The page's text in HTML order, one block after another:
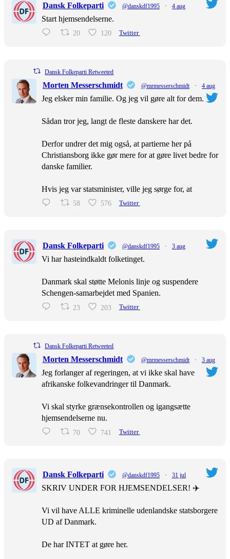
Dansk Folkeparti @danskdf1995 · 4 aug
Start hjemsendelserne.
20 120 Twitter
Dansk Folkeparti Retweeted
Morten Messerschmidt @mrmesserschmidt · 4 aug
Jeg elsker min familie. Og jeg vil gøre alt for dem.
Sådan tror jeg, langt de fleste danskere har det.
Derfor undrer det mig også, at partierne her på
Christiansborg ikke gør mere for at gøre livet bedre for
danske familier.
Hvis jeg var statsminister, ville jeg sørge for, at
58 576 Twitter
Dansk Folkeparti @danskdf1995 · 3 aug
Vi har hasteindkaldt folketinget.
Danmark skal støtte Melonis linje og suspendere
Schengen-samarbejdet med Spanien.
23 203 Twitter
Dansk Folkeparti Retweeted
Morten Messerschmidt @mrmesserschmidt · 3 aug
Jeg forlanger af regeringen, at vi ikke skal have
afrikanske folkevandringer til Danmark.
Vi skal styrke grænsekontrollen og igangsætte
hjemsendelserne nu.
70 741 Twitter
Dansk Folkeparti @danskdf1995 · 31 jul
SKRIV UNDER FOR HJEMSENDELSER! ✈️
Vi vil have ALLE kriminelle udenlandske statsborgere
UD af Danmark.
De har INTET at gøre her.